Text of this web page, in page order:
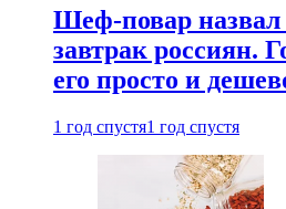
Шеф-повар
завтрак россиян.
его просто и
1 год спустя1 год спустя